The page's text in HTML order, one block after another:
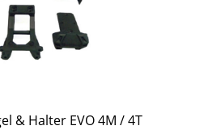
& Halter EVO 4M / 4T